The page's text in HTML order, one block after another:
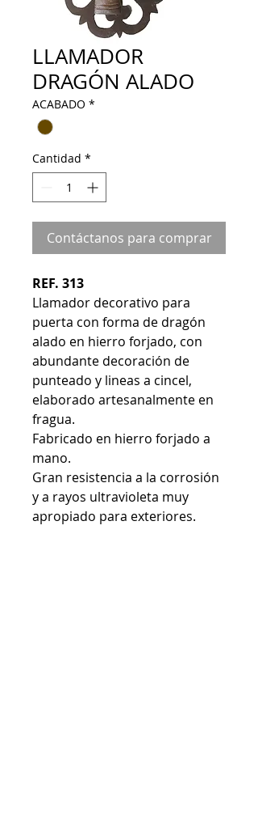
LLAMADOR
DRAGÓN ALADO
ACABADO *
Cantidad *
Contáctanos para comprar
REF. 313
Llamador decorativo para
puerta con forma de dragón
alado en hierro forjado, con
abundante decoración de
punteado y lineas a cincel,
elaborado artesanalmente en
fragua.
Fabricado en hierro forjado a
mano.
Gran resistencia a la corrosión
y a rayos ultravioleta muy
apropiado para exteriores.